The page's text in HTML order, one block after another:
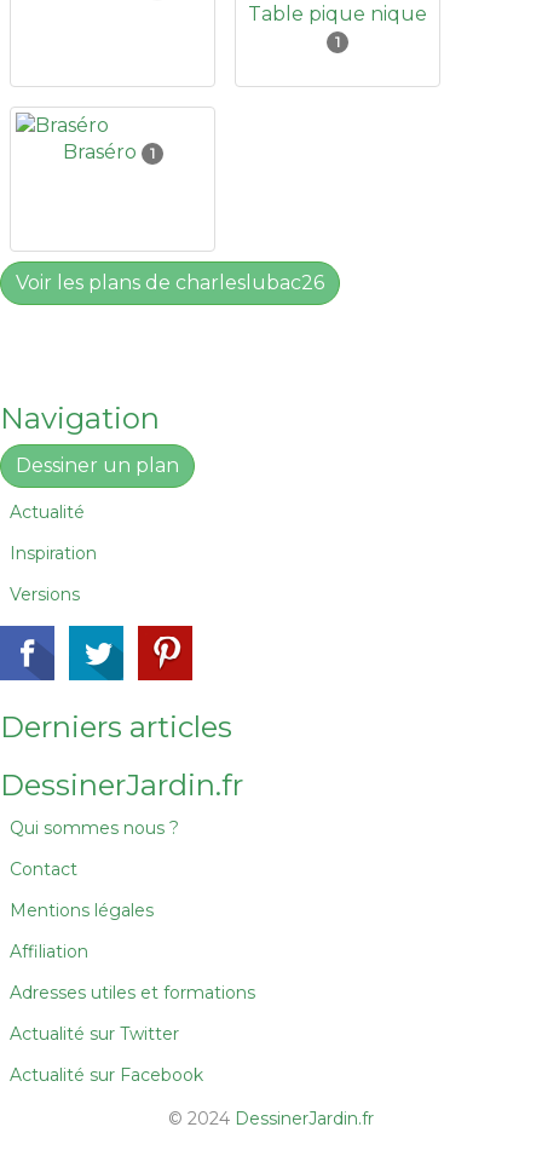
Table pique nique
1
Braséro 1
Voir les plans de charleslubac26
Navigation
Dessiner un plan
Actualité
Inspiration
Versions
Derniers articles
DessinerJardin.fr
Qui sommes nous ?
Contact
Mentions légales
Affiliation
Adresses utiles et formations
Actualité sur Twitter
Actualité sur Facebook
© 2024 DessinerJardin.fr